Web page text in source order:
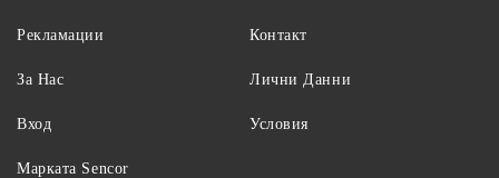
Рекламации
За Нас
Вход
Контакт
Лични Данни
Условия
Maрката Sencor